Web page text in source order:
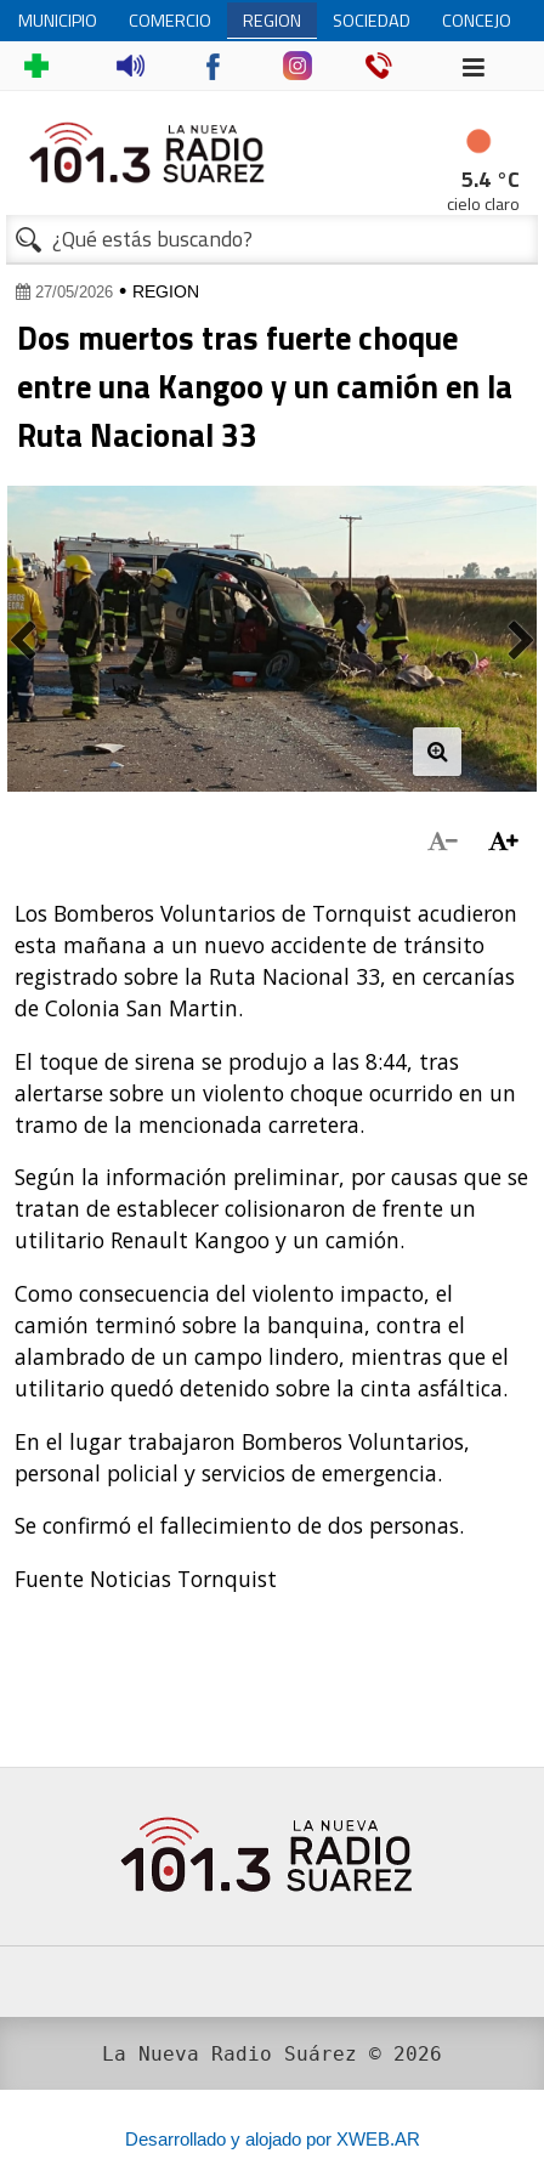
MUNICIPIO COMERCIO REGION SOCIEDAD
CONCEJO
5.4 °C
cielo claro
27/05/2026• REGION
Dos muertos tras fuerte choque
entre una Kangoo y un camión en la
Ruta Nacional 33
Los Bomberos Voluntarios de Tornquist acudieron
esta mañana a un nuevo accidente de tránsito
registrado sobre la Ruta Nacional 33, en cercanías
de Colonia San Martin.
El toque de sirena se produjo a las 8:44, tras
alertarse sobre un violento choque ocurrido en un
tramo de la mencionada carretera.
Según la información preliminar, por causas que se
tratan de establecer colisionaron de frente un
utilitario Renault Kangoo y un camión.
Como consecuencia del violento impacto, el
camión terminó sobre la banquina, contra el
alambrado de un campo lindero, mientras que el
utilitario quedó detenido sobre la cinta asfáltica.
En el lugar trabajaron Bomberos Voluntarios,
personal policial y servicios de emergencia.
Se confirmó el fallecimiento de dos personas.
Fuente Noticias Tornquist
La Nueva Radio Suárez © 2026
Desarrollado y alojado por XWEB.AR